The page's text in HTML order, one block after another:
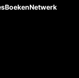
BoekenNetwerk